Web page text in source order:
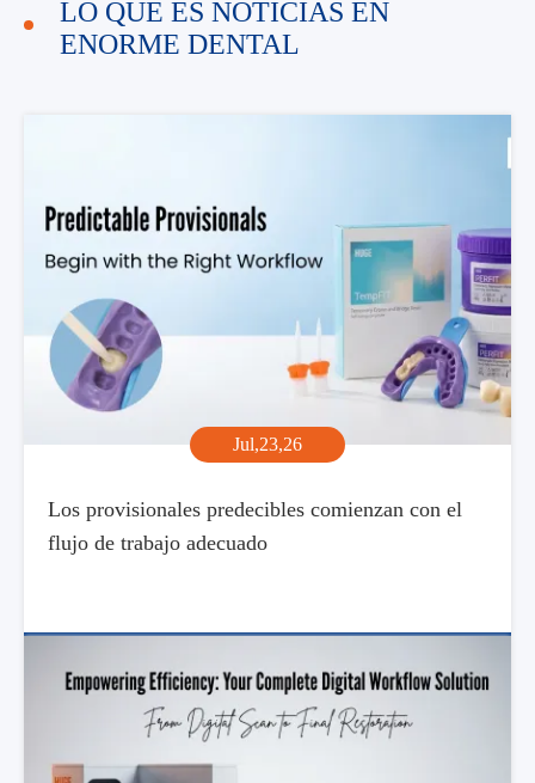
LO QUE ES NOTICIAS EN
ENORME DENTAL
Jul,23,26
Los provisionales predecibles comienzan con el
flujo de trabajo adecuado